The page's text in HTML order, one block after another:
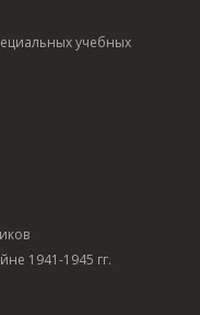
учебных
1941-1945 гг.